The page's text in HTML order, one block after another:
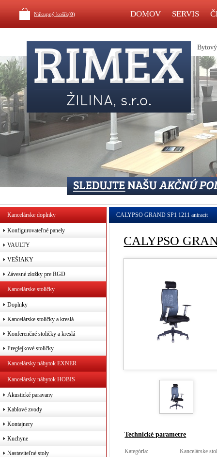
Nákupný košík(0) DOMOV SERVIS
Bytový
Kancelárske doplnky
Konfigurovateľné panely
VAULTY
VEŠIAKY
Závesné zložky pre RGD
Kancelárske stoličky
Doplnky
Kancelárske stoličky a kreslá
Konferenčné stoličky a kreslá
Preglejkové stoličky
Kancelársky nábytok EXNER
Kancelársky nábytok HOBIS
Akustické paravany
Kablové zvody
Kontajnery
Kuchyne
Nastaviteľné stoly
CALYPSO GRAND SP1 1211 antracit
CALYPSO
Technické parametre
Kategória:
Kancelárske